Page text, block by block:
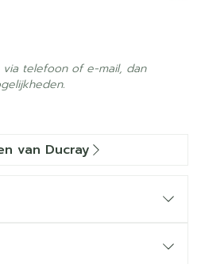
telefoon of e-mail, dan
van Ducray